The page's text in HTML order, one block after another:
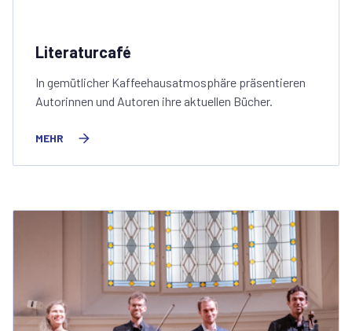
Literaturcafé
In gemütlicher Kaffeehausatmosphäre präsentieren
Autorinnen und Autoren ihre aktuellen Bücher.
MEHR